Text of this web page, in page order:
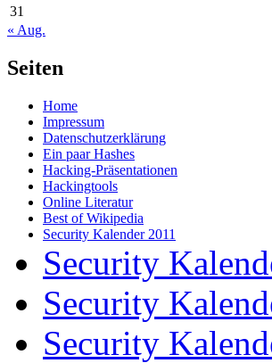
31
« Aug.
Seiten
Home
Impressum
Datenschutzerklärung
Ein paar Hashes
Hacking-Präsentationen
Hackingtools
Online Literatur
Best of Wikipedia
Security Kalender 2011
Security
Security
Security